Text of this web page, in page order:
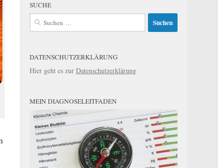
SUCHE
Suchen
nach:
DATENSCHUTZERKLÄRUNG
Hier geht es zur Datenschutzerklärung
MEIN DIAGNOSELEITFADEN